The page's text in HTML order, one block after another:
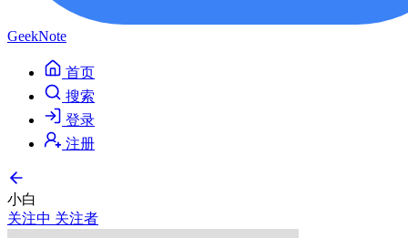
GeekNote
首页
搜索
登录
注册
小白
关注中 关注者